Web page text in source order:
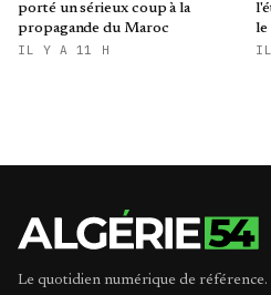
porté un sérieux coup à la
propagande du Maroc
IL Y A 11 H
le
Le quotidien numérique de